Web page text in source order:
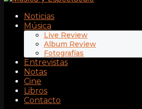
Noticias
Música
Live Review
Album Review
Fotografías
Entrevistas
Notas
Cine
Libros
Contacto